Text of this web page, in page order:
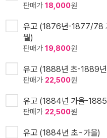
판매가 18,000원
유고 (1876년-1877/78
월)
판매가 19,800원
유고 (1888년 초-1889년
판매가 22,500원
유고 (1884년 가을-1885
판매가 22,500원
유고 (1884년 초~가을)